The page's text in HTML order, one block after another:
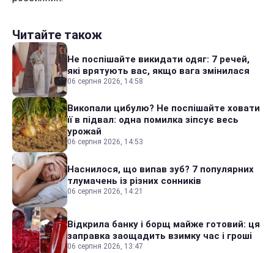
Читайте також
Не поспішайте викидати одяг: 7 речей,
які врятують вас, якщо вага змінилася
06 серпня 2026, 14:58
Викопали цибулю? Не поспішайте ховати
її в підвал: одна помилка зіпсує весь
урожай
06 серпня 2026, 14:53
Наснилося, що випав зуб? 7 популярних
тлумачень із різних сонників
06 серпня 2026, 14:21
Відкрила банку і борщ майже готовий: ця
заправка заощадить взимку час і гроші
06 серпня 2026, 13:47